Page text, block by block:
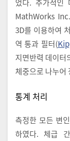
었다. 추가적인
MathWorks
3D를 이용하여
역 통과 필터(
지면반력 데이터
체중으로 나누어
통계 처리
측정한 모든 변
하였다. 체급